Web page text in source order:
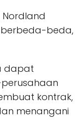
Nordland
beda,
dapat
kontrak,
menangani